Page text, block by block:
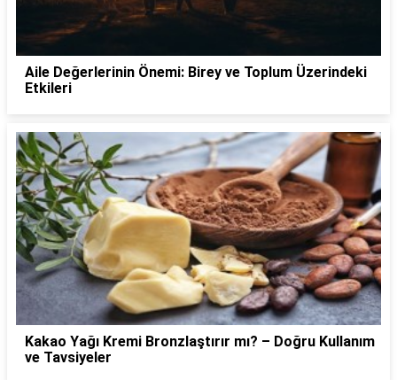
Aile Değerlerinin Önemi: Birey ve Toplum Üzerindeki
Etkileri
Kakao Yağı Kremi Bronzlaştırır mı? – Doğru Kullanım
ve Tavsiyeler